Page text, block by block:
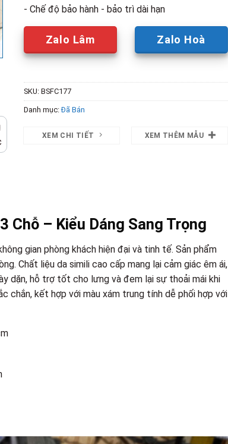
- Chế độ bảo hành - bảo trì dài hạn
Zalo Lâm Zalo Hoà
SKU: BSFC177
Danh mục:Đã Bán
XEM CHI TIẾT XEM THÊM MẪU
Chỗ – Kiểu Dáng Sang Trọng
gian phòng khách hiện đại và tinh tế. Sản phẩm
Chất liệu da simili cao cấp mang lại cảm giác êm ái,
dặn, hỗ trợ tốt cho lưng và đem lại sự thoải mái khi
chắn, kết hợp với màu xám trung tính dễ phối hợp với